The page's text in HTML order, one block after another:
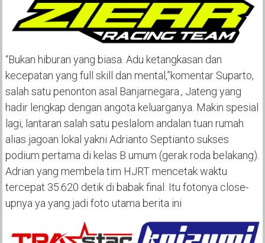
“Bukan hiburan yang biasa. Adu ketangkasan dan
kecepatan yang full skill dan mental,”komentar Suparto,
salah satu penonton asal Banjarnegara., Jateng yang
hadir lengkap dengan angota keluarganya. Makin spesial
lagi, lantaran salah satu peslalom andalan tuan rumah
alias jagoan lokal yakni Adrianto Septianto sukses
podium pertama di kelas B umum (gerak roda belakang).
Adrian yang membela tim HJRT mencetak waktu
tercepat 35.620 detik di babak final. Itu fotonya close-
upnya ya yang jadi foto utama berita ini